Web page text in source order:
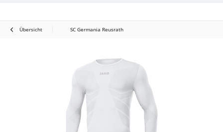
Übersicht SC Germania Reusrath